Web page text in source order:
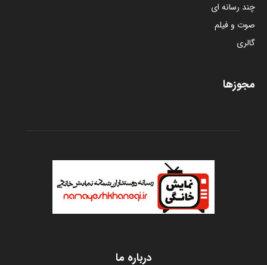
چند رسانه ای
صوت و فیلم
گالری
مجوزها
درباره ما